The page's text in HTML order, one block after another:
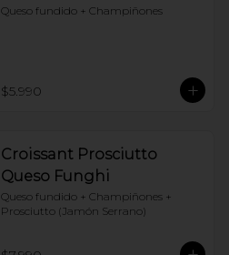
Queso fundido + Champiñones
$5.990
Croissant Prosciutto
Queso Funghi
Queso fundido + Champiñones +
Prosciutto (Jamón Serrano)